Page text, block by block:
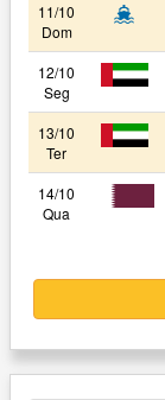
11/10
Dom
12/10
Seg
13/10
Ter
14/10
Qua